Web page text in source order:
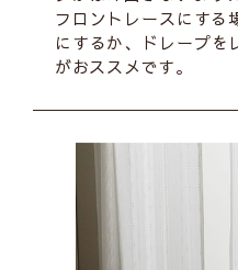
フロントレースにする
にするか、ドレープを
がおススメです。